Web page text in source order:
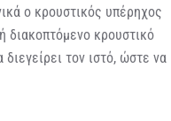
ο κρουστικός υπέρηχος
διακοπτόμενο κρουστικό
τον ιστό, ώστε να